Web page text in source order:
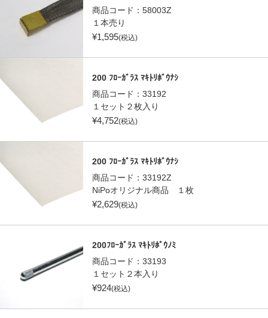
商品コード： 58003Z
１本売り
¥1,595(税込)
200 ﾌﾛｰｶﾞﾗｽ ﾏｷﾄﾘﾎﾞｳﾅｼ
商品コード： 33192
１セット２枚入り
¥4,752(税込)
200 ﾌﾛｰｶﾞﾗｽ ﾏｷﾄﾘﾎﾞｳﾅｼ
商品コード： 33192Z
NiPoオリジナル商品 １枚
¥2,629(税込)
200ﾌﾛｰｶﾞﾗｽ ﾏｷﾄﾘﾎﾞｳﾉﾐ
商品コード： 33193
１セット２本入り
¥924(税込)